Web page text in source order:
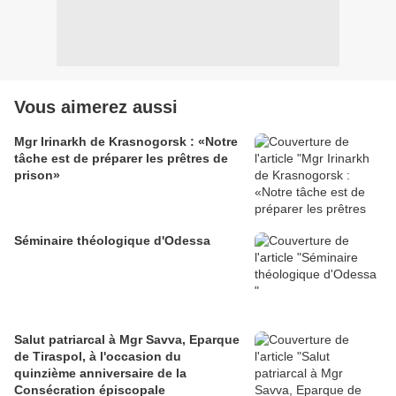
Vous aimerez aussi
Mgr Irinarkh de Krasnogorsk : «Notre
tâche est de préparer les prêtres de
prison»
Séminaire théologique d'Odessa
Salut patriarcal à Mgr Savva, Eparque
de Tiraspol, à l'occasion du
quinzième anniversaire de la
Consécration épiscopale